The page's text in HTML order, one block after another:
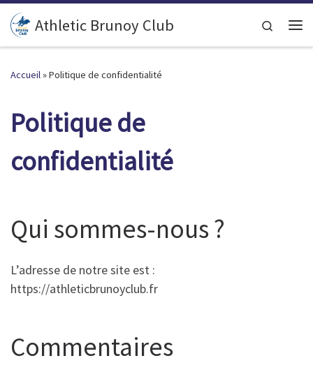
Passer au contenu
Athletic Brunoy Club Search
Accueil»Politique de confidentialité
Politique de
confidentialité
Qui sommes-nous ?
L’adresse de notre site est :
https://athleticbrunoyclub.fr
Commentaires